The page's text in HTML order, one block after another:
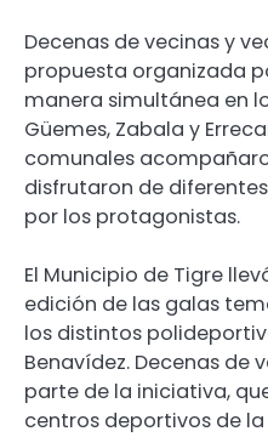
Decenas de vecinas y
propuesta organizada
manera simultánea en
Güemes, Zabala y
comunales
disfrutaron de
por los protagonistas.
El Municipio de Tigre
edición de las galas
los distintos
Benavídez. Decenas de
parte de la iniciativa,
centros deportivos de